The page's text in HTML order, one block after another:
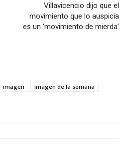
Villavicencio dijo que el
movimiento que lo auspicia
es un ‘movimiento de mierda’
imagen
imagen de la semana